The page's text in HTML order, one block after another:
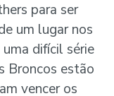
para ser
um lugar nos
difícil série
Broncos estão
vencer os